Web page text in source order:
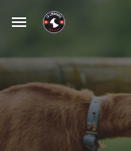
Skip to main content